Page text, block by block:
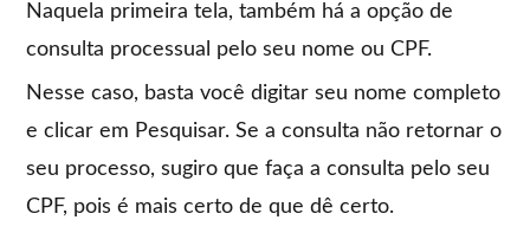
Naquela primeira tela, também há a opção de
consulta processual pelo seu nome ou CPF.
Nesse caso, basta você digitar seu nome completo
e clicar em Pesquisar. Se a consulta não retornar o
seu processo, sugiro que faça a consulta pelo seu
CPF, pois é mais certo de que dê certo.